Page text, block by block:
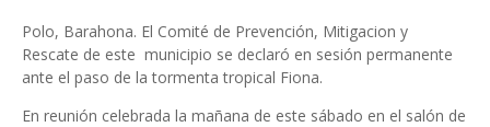
Polo, Barahona. El Comité de Prevención, Mitigacion y
Rescate de este municipio se declaró en sesión permanente
ante el paso de la tormenta tropical Fiona.
En reunión celebrada la mañana de este sábado en el salón de